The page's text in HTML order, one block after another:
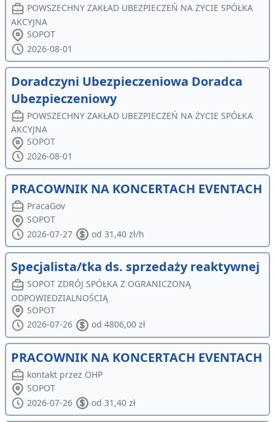
POWSZECHNY ZAKŁAD UBEZPIECZEŃ NA ŻYCIE SPÓŁKA
AKCYJNA
SOPOT
2026-08-01
Doradczyni Ubezpieczeniowa Doradca
Ubezpieczeniowy
POWSZECHNY ZAKŁAD UBEZPIECZEŃ NA ŻYCIE SPÓŁKA
AKCYJNA
SOPOT
2026-08-01
PRACOWNIK NA KONCERTACH EVENTACH
PracaGov
SOPOT
2026-07-27
od 31,40 zł/h
Specjalista/tka ds. sprzedaży reaktywnej
SOPOT ZDRÓJ SPÓŁKA Z OGRANICZONĄ
ODPOWIEDZIALNOŚCIĄ
SOPOT
2026-07-26
od 4806,00 zł
PRACOWNIK NA KONCERTACH EVENTACH
kontakt przez OHP
SOPOT
2026-07-26
od 31,40 zł